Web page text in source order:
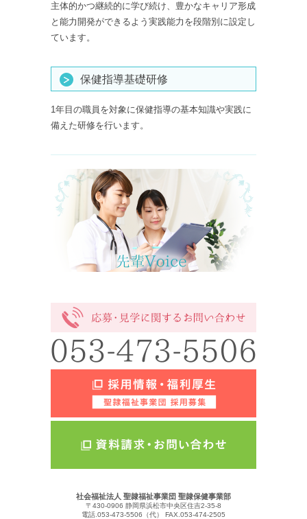
主体的かつ継続的に学び続け、豊かなキャリア形成
と能力開発ができるよう実践能力を段階別に設定し
ています。
保健指導基礎研修
1年目の職員を対象に保健指導の基本知識や実践に
備えた研修を行います。
社会福祉法人 聖隷福祉事業団 聖隷保健事業部
〒430-0906 静岡県浜松市中央区住吉2-35-8
電話.053-473-5506（代）
FAX.053-474-2505